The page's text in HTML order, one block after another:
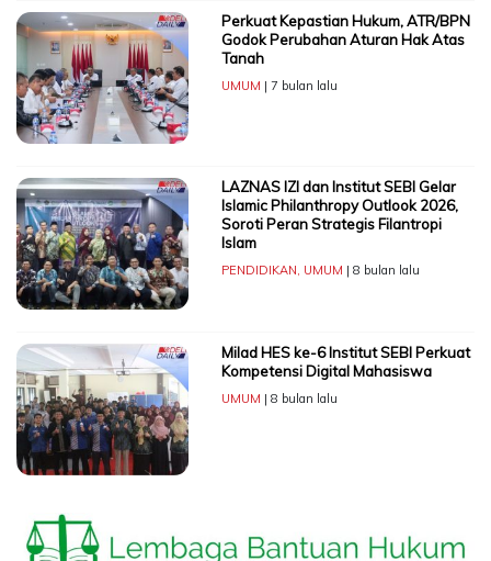
Perkuat Kepastian Hukum, ATR/BPN
Godok Perubahan Aturan Hak Atas
Tanah
UMUM | 7 bulan lalu
LAZNAS IZI dan Institut SEBI Gelar
Islamic Philanthropy Outlook 2026,
Soroti Peran Strategis Filantropi
Islam
PENDIDIKAN, UMUM | 8 bulan lalu
Milad HES ke-6 Institut SEBI Perkuat
Kompetensi Digital Mahasiswa
UMUM | 8 bulan lalu